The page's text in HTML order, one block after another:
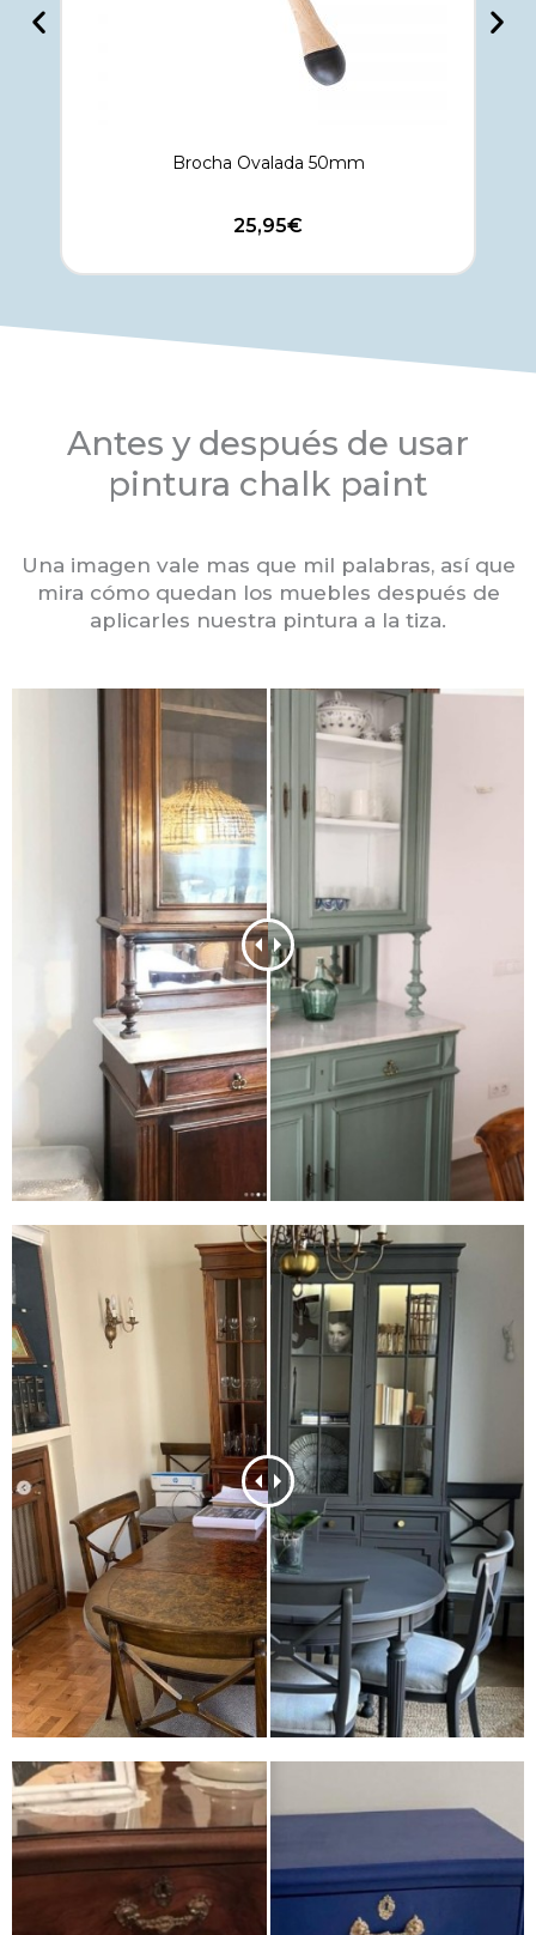
Brocha Ovalada 50mm
25,95€
Antes y después de usar
pintura chalk paint
Una imagen vale mas que mil palabras, así que
mira cómo quedan los muebles después de
aplicarles nuestra pintura a la tiza.